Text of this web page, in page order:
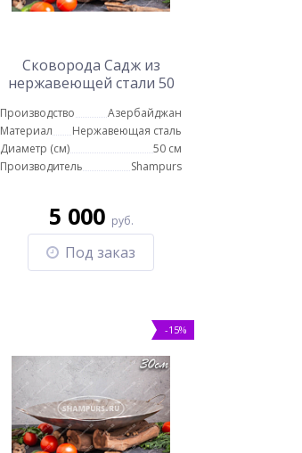
Сковорода Садж из
нержавеющей стали 50
Производство
Азербайджан
Материал
Нержавеющая сталь
Диаметр (см)
50 см
Производитель
Shampurs
5 000 руб.
Под заказ
-15%